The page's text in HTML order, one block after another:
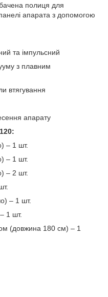
полиця для
апарата з допомогою
та імпульсний
з плавним
втягування
апарату
– 1 шт.
– 1 шт.
– 2 шт.
– 1 шт.
1 шт.
(довжина 180 см) – 1